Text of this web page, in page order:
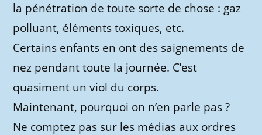
la pénétration de toute sorte de chose : gaz
polluant, éléments toxiques, etc.
Certains enfants en ont des saignements de
nez pendant toute la journée. C’est
quasiment un viol du corps.
Maintenant, pourquoi on n’en parle pas ?
Ne comptez pas sur les médias aux ordres